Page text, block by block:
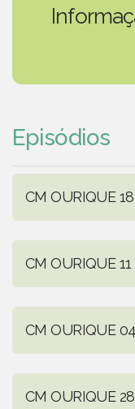
Episódios
CM OURIQUE
CM OURIQUE 11
CM OURIQUE
CM OURIQUE